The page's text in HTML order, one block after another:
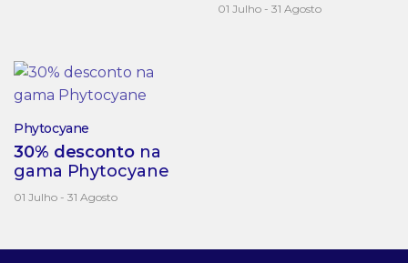
01 Julho - 31 Agosto
Phytocyane
30% descontona
gama Phytocyane
01 Julho - 31 Agosto